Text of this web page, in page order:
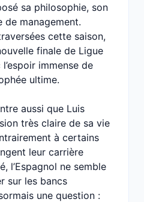
sa philosophie, son
de management.
cette saison,
finale de Ligue
immense de
ultime.
aussi que Luis
très claire de sa vie
à certains
leur carrière
l’Espagnol ne semble
sur les bancs
une question :